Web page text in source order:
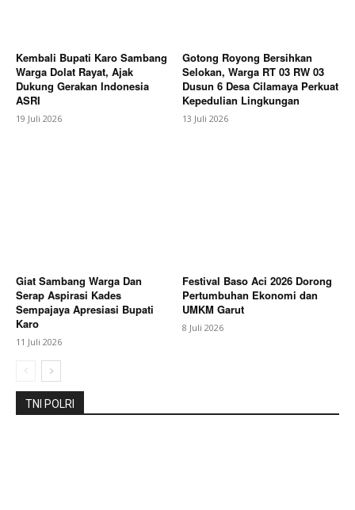
Company
About
Contact us
Bhabinkamtibmas Polres Pekalongan, Perkuat
Profesionalisme dan Sinergi Tiga Pilar
Kembali Bupati Karo Sambang
Warga Dolat Rayat, Ajak
Dukung Gerakan Indonesia
ASRI
19 Juli 2026
Gotong Royong Bersihkan
Selokan, Warga RT 03 RW 03
Dusun 6 Desa Cilamaya Perkuat
Kepedulian Lingkungan
13 Juli 2026
Giat Sambang Warga Dan
Serap Aspirasi Kades
Sempajaya Apresiasi Bupati
Karo
11 Juli 2026
Festival Baso Aci 2026 Dorong
Pertumbuhan Ekonomi dan
UMKM Garut
8 Juli 2026
TNI POLRI